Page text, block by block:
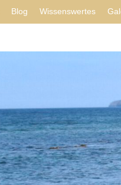
Blog Wissenswertes